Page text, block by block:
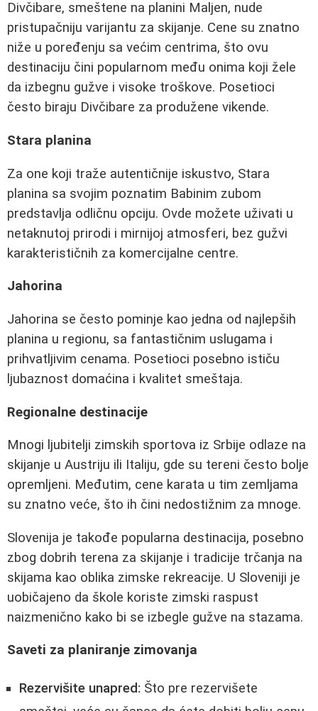
Divčibare, smeštene na planini Maljen, nude
pristupačniju varijantu za skijanje. Cene su znatno
niže u poređenju sa većim centrima, što ovu
destinaciju čini popularnom među onima koji žele
da izbegnu gužve i visoke troškove. Posetioci
često biraju Divčibare za produžene vikende.
Stara planina
Za one koji traže autentičnije iskustvo, Stara
planina sa svojim poznatim Babinim zubom
predstavlja odličnu opciju. Ovde možete uživati u
netaknutoj prirodi i mirnijoj atmosferi, bez gužvi
karakterističnih za komercijalne centre.
Jahorina
Jahorina se često pominje kao jedna od najlepših
planina u regionu, sa fantastičnim uslugama i
prihvatljivim cenama. Posetioci posebno ističu
ljubaznost domaćina i kvalitet smeštaja.
Regionalne destinacije
Mnogi ljubitelji zimskih sportova iz Srbije odlaze na
skijanje u Austriju ili Italiju, gde su tereni često bolje
opremljeni. Međutim, cene karata u tim zemljama
su znatno veće, što ih čini nedostižnim za mnoge.
Slovenija je takođe popularna destinacija, posebno
zbog dobrih terena za skijanje i tradicije trčanja na
skijama kao oblika zimske rekreacije. U Sloveniji je
uobičajeno da škole koriste zimski raspust
naizmenično kako bi se izbegle gužve na stazama.
Saveti za planiranje zimovanja
Rezervišite unapred: Što pre rezervišete